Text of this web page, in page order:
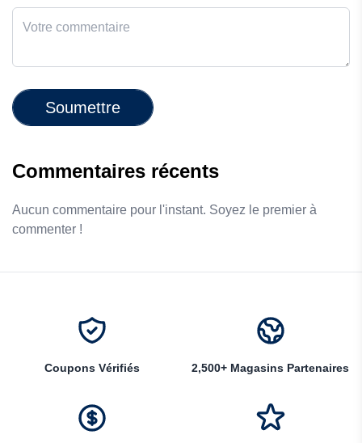
Soumettre
Commentaires récents
Aucun commentaire pour l'instant. Soyez le premier à
commenter !
Coupons Vérifiés 2,500+ Magasins Partenaires